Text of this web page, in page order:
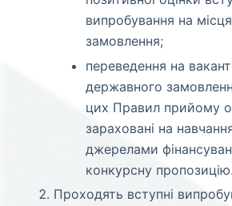
випробування на
замовлення;
переведення на
державного
цих Правил прийому
зараховані на
джерелами
конкурсну пропозицію.
Проходять вступні